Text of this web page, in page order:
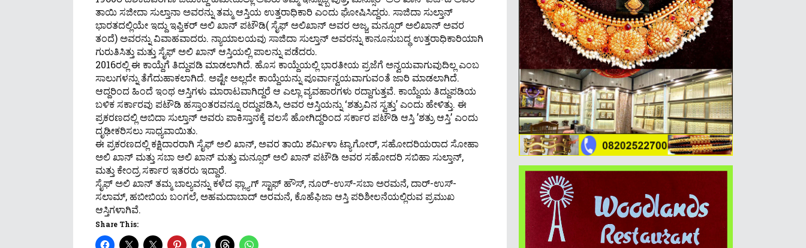
ತಾಯಿ ಸಜೀದಾ ಸುಲ್ತಾನಾ ಅವರನ್ನು ತಮ್ಮ ಆಸ್ತಿಯ ಉತ್ತರಾಧಿಕಾರಿ ಎಂದು ಘೋಷಿಸಿದ್ದರು. ಸಾಜಿದಾ ಸುಲ್ತಾನ್
ಭಾರತದಲ್ಲಿಯೇ ಇದ್ದು ಇಫ್ತಿಕರ್ ಅಲಿ ಖಾನ್ ಪಟೌಡಿ( ಸೈಫ್‌ ಅಲಿಖಾನ್‌ ಅವರ ಅಜ್ಜ, ಮನ್ಸೂರ್‌ ಅಲಿಖಾನ್‌ ಅವರ
ತಂದೆ) ಅವರನ್ನು ವಿವಾಹವಾದರು. ನ್ಯಾಯಾಲಯವು ಸಾಜಿದಾ ಸುಲ್ತಾನ್ ಅವರನ್ನು ಕಾನೂನುಬದ್ಧ ಉತ್ತರಾಧಿಕಾರಿಯಾಗಿ
ಗುರುತಿಸಿತ್ತು ಮತ್ತು ಸೈಫ್ ಅಲಿ ಖಾನ್ ಆಸ್ತಿಯಲ್ಲಿ ಪಾಲನ್ನು ಪಡೆದರು.
2016ರಲ್ಲಿ ಈ ಕಾಯ್ದೆಗೆ ತಿದ್ದುಪಡಿ ಮಾಡಲಾಗಿದೆ. ಹೊಸ ಕಾಯ್ದೆಯಲ್ಲಿ ಭಾರತೀಯ ಪ್ರಜೆಗೆ ಅನ್ವಯವಾಗುವುದಿಲ್ಲ ಎಂಬ
ಸಾಲುಗಳನ್ನು ತೆಗೆದುಹಾಕಲಾಗಿದೆ. ಅಷ್ಟೇ ಅಲ್ಲದೇ ಕಾಯ್ದೆಯನ್ನು ಪೂರ್ವಾನ್ವಯವಾಗುವಂತೆ ಜಾರಿ ಮಾಡಲಾಗಿದೆ.
ಆದ್ದರಿಂದ ಹಿಂದೆ ಇಂಥ ಆಸ್ತಿಗಳು ಮಾರಾಟವಾಗಿದ್ದರೆ ಆ ಎಲ್ಲಾ ವ್ಯವಹಾರಗಳು ರದ್ದಾಗುತ್ತವೆ. ಕಾಯ್ದೆಯ ತಿದ್ದುಪಡಿಯ
ಬಳಿಕ ಸರ್ಕಾರವು ಪಟೌಡಿ ಹಸ್ತಾಂತರವನ್ನೂ ರದ್ದುಪಡಿಸಿ, ಅವರ ಆಸ್ತಿಯನ್ನು ‘ಶತ್ರುವಿನ ಸ್ವತ್ತು’ ಎಂದು ಹೇಳಿತ್ತು. ಈ
ಪ್ರಕರಣದಲ್ಲಿ ಅಬಿದಾ ಸುಲ್ತಾನ್ ಅವರು ಪಾಕಿಸ್ತಾನಕ್ಕೆ ವಲಸೆ ಹೋಗಿದ್ದರಿಂದ ಸರ್ಕಾರ ಪಟೌಡಿ ಆಸ್ತಿ ʼಶತ್ರು ಆಸ್ತಿʼ ಎಂದು
ದೃಢೀಕರಿಸಲು ಸಾಧ್ಯವಾಯಿತು.
ಈ ಪ್ರಕರಣದಲ್ಲಿ ಕಕ್ಷಿದಾರರಾಗಿ ಸೈಫ್ ಅಲಿ ಖಾನ್, ಅವರ ತಾಯಿ ಶರ್ಮಿಳಾ ಟ್ಯಾಗೋರ್, ಸಹೋದರಿಯರಾದ ಸೋಹಾ
ಅಲಿ ಖಾನ್ ಮತ್ತು ಸಬಾ ಅಲಿ ಖಾನ್ ಮತ್ತು ಮನ್ಸೂರ್ ಅಲಿ ಖಾನ್ ಪಟೌಡಿ ಅವರ ಸಹೋದರಿ ಸಬಿಹಾ ಸುಲ್ತಾನ್,
ಮತ್ತು ಕೇಂದ್ರ ಸರ್ಕಾರ ಇತರರು ಇದ್ದಾರೆ.
ಸೈಫ್ ಅಲಿ ಖಾನ್ ತಮ್ಮ ಬಾಲ್ಯವನ್ನು ಕಳೆದ ಫ್ಲ್ಯಾಗ್ ಸ್ಟಾಫ್ ಹೌಸ್, ನೂರ್-ಉಸ್-ಸಬಾ ಅರಮನೆ, ದಾರ್-ಉಸ್-
ಸಲಾಮ್, ಹಬೀಬಿಯ ಬಂಗಲೆ, ಅಹಮದಾಬಾದ್ ಅರಮನೆ, ಕೊಹೆಫಿಜಾ ಆಸ್ತಿ ಪರಿಶೀಲನೆಯಲ್ಲಿರುವ ಪ್ರಮುಖ
ಆಸ್ತಿಗಳಾಗಿವೆ.
Share This: